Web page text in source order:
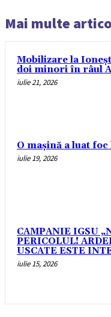
Mai multe
Mobilizare la
doi minori în râul
iulie 21, 2026
O mașină a luat foc
iulie 19, 2026
CAMPANIE IGSU
PERICOLUL!
USCATE ESTE
iulie 15, 2026